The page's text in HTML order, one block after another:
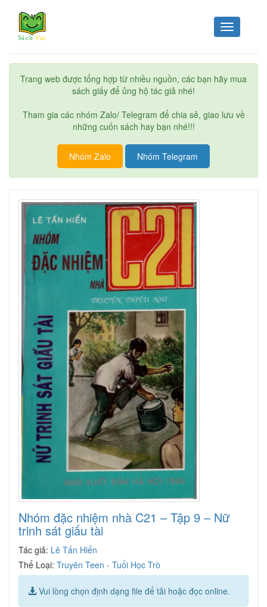
Toggle
navigation
Trang web được tổng hợp từ nhiều nguồn, các bạn hãy mua
sách giấy để ủng hộ tác giả nhé!
Tham gia các nhóm Zalo/ Telegram để chia sẻ, giao lưu về
những cuốn sách hay bạn nhé!!!
Nhóm Zalo Nhóm Telegram
Nhóm đặc nhiệm nhà C21 – Tập 9 – Nữ
trinh sát giấu tài
Tác giả: Lê Tấn Hiển
Thể Loại: Truyên Teen - Tuổi Học Trò
Vui lòng chọn định dạng file để tải hoặc đọc online.